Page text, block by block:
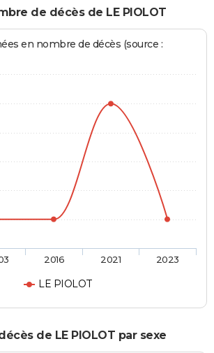
de décès de LE PIOLOT
en nombre de décès (source :
LE PIOLOT
2016 2021 2023
de LE PIOLOT par sexe